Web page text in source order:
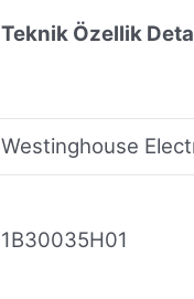
Teknik Özellik
Westinghouse
1B30035H01